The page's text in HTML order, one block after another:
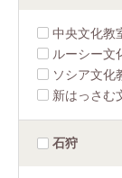
中央文化教
ルーシー文
ソシア文化
新はっさむ
石狩